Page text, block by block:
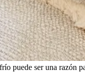
puede ser una razón